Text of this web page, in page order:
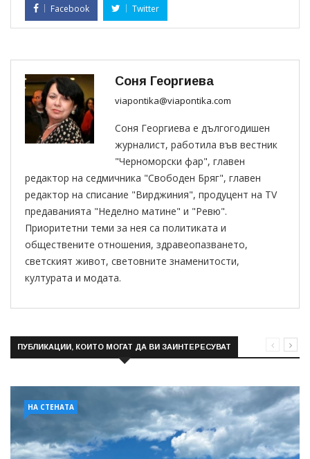
Facebook Twitter
Соня Георгиева
viapontika@viapontika.com
Соня Георгиева е дългогодишен
журналист, работила във вестник
"Черноморски фар", главен
редактор на седмичника "Свободен Бряг", главен
редактор на списание "Вирджиния", продуцент на TV
предаванията "Неделно матине" и "Ревю".
Приоритетни теми за нея са политиката и
обществените отношения, здравеопазването,
светският живот, световните знаменитости,
културата и модата.
ПУБЛИКАЦИИ, КОИТО МОГАТ ДА ВИ ЗАИНТЕРЕСУВАТ
НА СТЕНАТА